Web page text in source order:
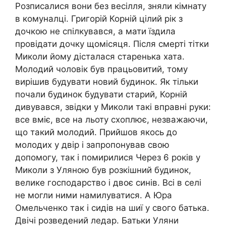
Розписалися вони без весілля, зняли кімнату
в комуналці. Григорій Корній цілий рік з
дочкою не спілкувався, а мати їздила
провідати дочку щомісяця. Після смерті тітки
Миколи йому дісталася старенька хата.
Молодий чоловік був працьовитий, тому
вирішив будувати новий будинок. Як тільки
почали будинок будувати старий, Корній
дивувався, звідки у Миколи такі вправні руки:
все вміє, все на льоту схоплює, незважаючи,
що такий молодий. Прийшов якось до
молодих у двір і запропонував свою
допомогу, так і помирилися Через 6 років у
Миколи з Уляною був розкішний будинок,
велике господарство і двоє синів. Всі в селі
не могли ними намилуватися. А Юра
Омельченко так і сидів на шиї у свого батька.
Двічі розведений ледар. Батьки Уляни